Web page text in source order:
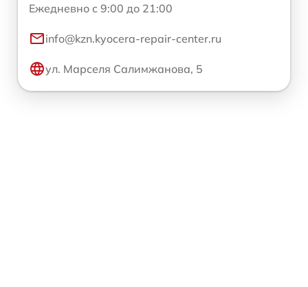
Ежедневно с 9:00 до 21:00
info@kzn.kyocera-repair-center.ru
ул. Марселя Салимжанова, 5